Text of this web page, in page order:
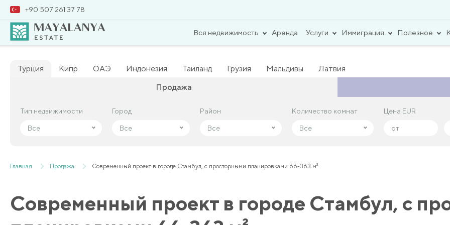
+90 507 261 37 78
Вся недвижимость Аренда Услуги Иммиграция Полезное
Турция Кипр ОАЭ Индонезия Таиланд Грузия Мальдивы
Латвия
Продажа
Тип недвижимости
Все
Город
Все
Район
Все
Количество комнат
Все
Цена EUR
Тип недвижимости
Все
Город
Все
Район
Все
Количество комнат
Все
Цена EUR
Главная Продажа Современный проект в городе Стамбул, с просторными планировками 66-363 м²
Современный проект в городе Стамбул, с